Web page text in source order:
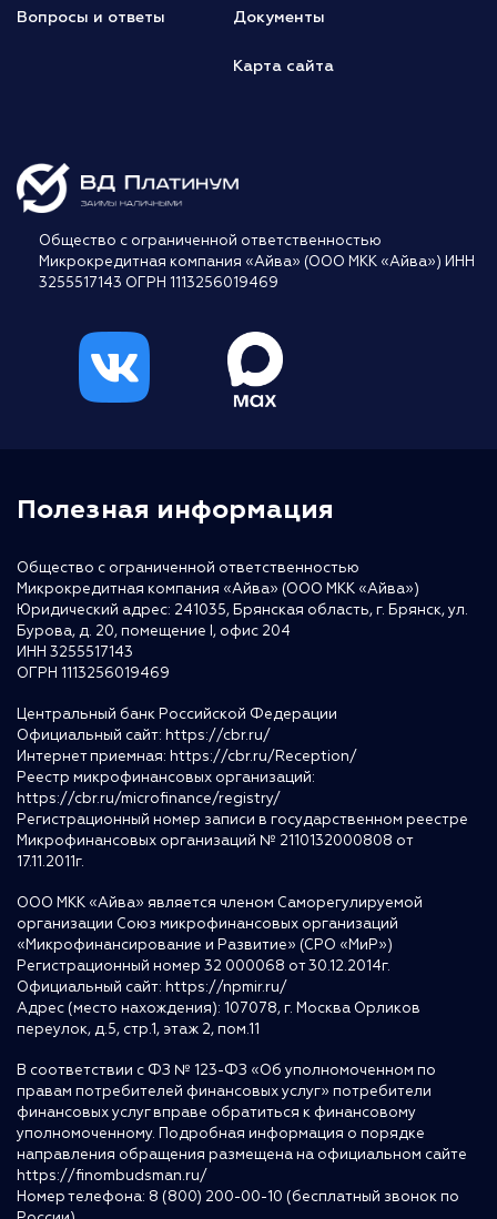
Вопросы и ответы Документы
Карта сайта
Общество с ограниченной ответственностью
Микрокредитная компания «Айва» (ООО МКК «Айва») ИНН
3255517143 ОГРН 1113256019469
Полезная информация
Общество с ограниченной ответственностью
Микрокредитная компания «Айва» (ООО МКК «Айва»)
Юридический адрес: 241035, Брянская область, г. Брянск, ул.
Бурова, д. 20, помещение I, офис 204
ИНН 3255517143
ОГРН 1113256019469
Центральный банк Российской Федерации
Официальный сайт: https://cbr.ru/
Интернет приемная: https://cbr.ru/Reception/
Реестр микрофинансовых организаций:
https://cbr.ru/microfinance/registry/
Регистрационный номер записи в государственном реестре
Микрофинансовых организаций № 2110132000808 от
17.11.2011г.
ООО МКК «Айва» является членом Саморегулируемой
организации Союз микрофинансовых организаций
«Микрофинансирование и Развитие» (СРО «МиР»)
Регистрационный номер 32 000068 от 30.12.2014г.
Официальный сайт: https://npmir.ru/
Адрес (место нахождения): 107078, г. Москва Орликов
переулок, д.5, стр.1, этаж 2, пом.11
В соответствии с ФЗ № 123-ФЗ «Об уполномоченном по
правам потребителей финансовых услуг» потребители
финансовых услуг вправе обратиться к финансовому
уполномоченному. Подробная информация о порядке
направления обращения размещена на официальном сайте
https://finombudsman.ru/
Номер телефона: 8 (800) 200-00-10 (бесплатный звонок по